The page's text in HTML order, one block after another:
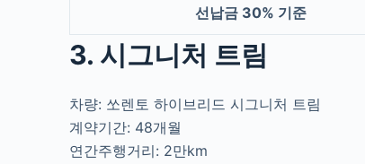
선납금 30% 기준
3. 시그니처 트림
차량: 쏘렌토 하이브리드 시그니처 트림
계약기간: 48개월
연간주행거리: 2만km